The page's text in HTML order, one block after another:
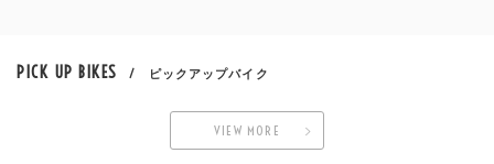
PICK UP BIKES / ピックアップバイク
VIEW MORE